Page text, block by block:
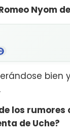
Nyom
bien
los rumores
de Uche?